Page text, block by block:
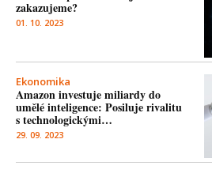
zakazujeme?
01. 10. 2023
Ekonomika
Amazon investuje miliardy do
umělé inteligence: Posiluje rivalitu
s technologickými…
29. 09. 2023